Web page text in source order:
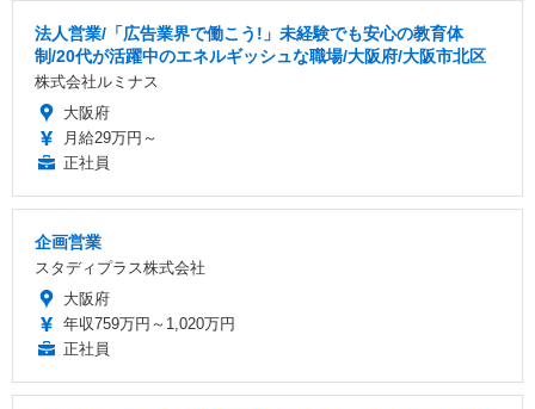
法人営業/「広告業界で働こう!」未経験でも安心の教育体
制/20代が活躍中のエネルギッシュな職場/大阪府/大阪市北区
株式会社ルミナス
大阪府
月給29万円～
正社員
企画営業
スタディプラス株式会社
大阪府
年収759万円～1,020万円
正社員